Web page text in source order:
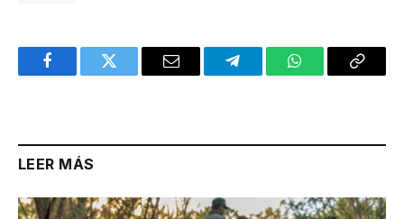
FacebookTwitter Email TelegramWhatsAppCopy
LEER MÁS